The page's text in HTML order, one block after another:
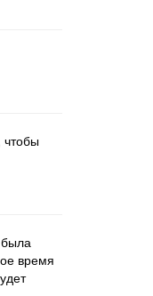
чтобы
время